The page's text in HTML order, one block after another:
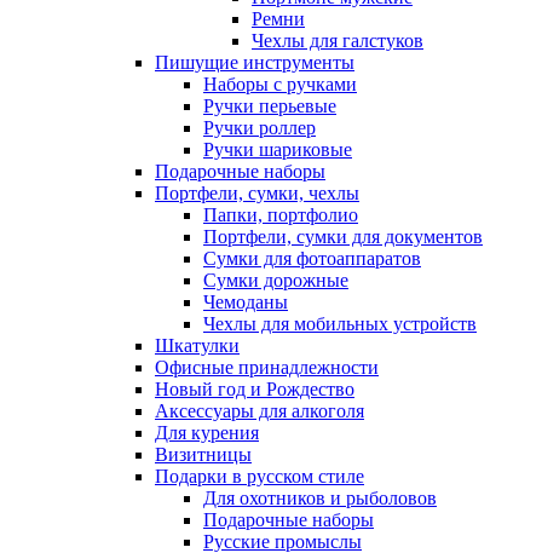
Ремни
Чехлы для галстуков
Пишущие инструменты
Наборы с ручками
Ручки перьевые
Ручки роллер
Ручки шариковые
Подарочные наборы
Портфели, сумки, чехлы
Папки, портфолио
Портфели, сумки для документов
Сумки для фотоаппаратов
Сумки дорожные
Чемоданы
Чехлы для мобильных устройств
Шкатулки
Офисные принадлежности
Новый год и Рождество
Аксессуары для алкоголя
Для курения
Визитницы
Подарки в русском стиле
Для охотников и рыболовов
Подарочные наборы
Русские промыслы